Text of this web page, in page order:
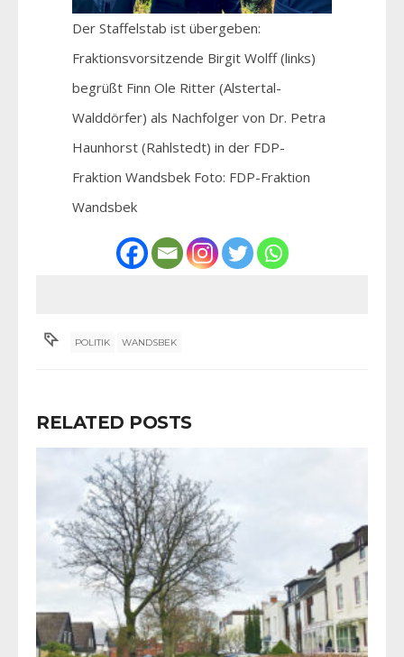
Der Staffelstab ist übergeben:
Fraktionsvorsitzende Birgit Wolff (links)
begrüßt Finn Ole Ritter (Alstertal-
Walddörfer) als Nachfolger von Dr. Petra
Haunhorst (Rahlstedt) in der FDP-
Fraktion Wandsbek Foto: FDP-Fraktion
Wandsbek
POLITIK WANDSBEK
RELATED POSTS